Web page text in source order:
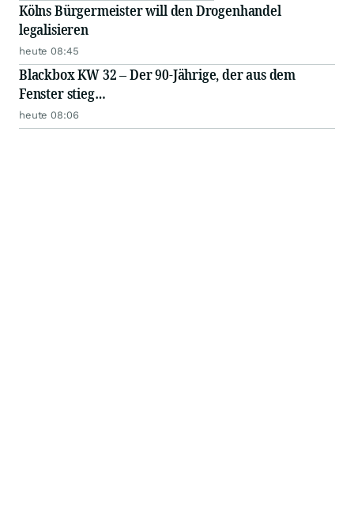
Kölns Bürgermeister will den Drogenhandel
legalisieren
heute 08:45
Blackbox KW 32 – Der 90-Jährige, der aus dem
Fenster stieg…
heute 08:06